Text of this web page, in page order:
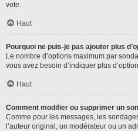
vote.
Haut
Pourquoi ne puis-je pas ajouter plus
Le nombre d’options maximum par
vous avez besoin d’indiquer plus
Haut
Comment modifier ou supprimer un
Comme pour les messages, les
l’auteur original, un modérateur ou un